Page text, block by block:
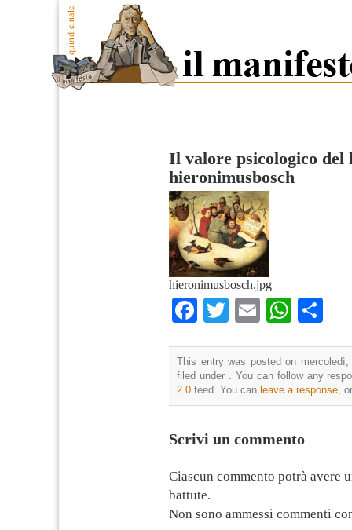
Il valore psicologico del
hieronimusbosch
hieronimusbosch.jpg
Facebook
TwitterEmail
This entry was posted on
filed under . You can follow any
2.0 feed. You can leave a response,
Scrivi un commento
Ciascun commento potrà avere
battute.
Non sono ammessi commenti